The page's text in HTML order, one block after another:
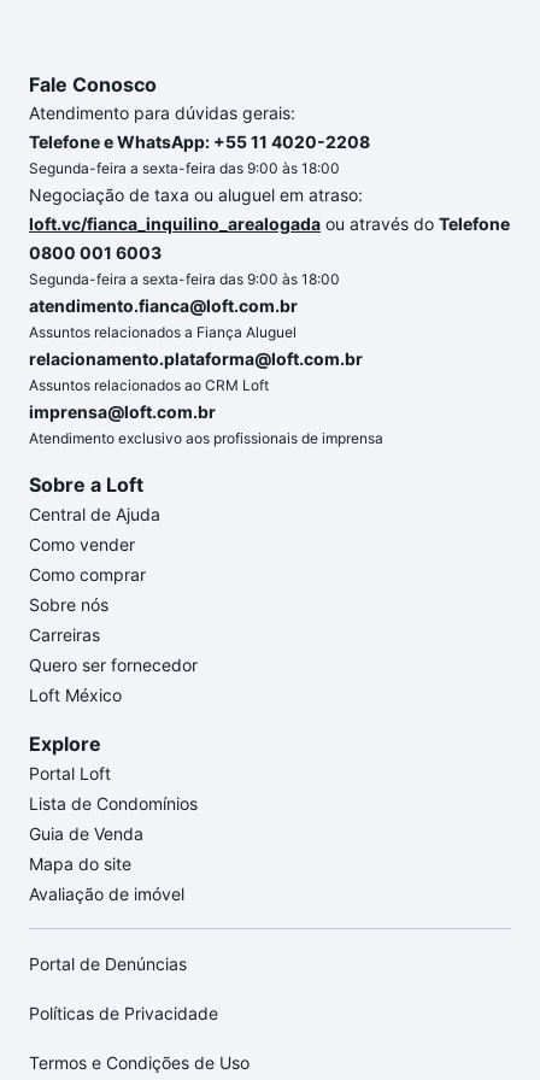
Fale Conosco
Atendimento para dúvidas gerais:
Telefone e WhatsApp: +55 11 4020-2208
Segunda-feira a sexta-feira das 9:00 às 18:00
Negociação de taxa ou aluguel em atraso:
loft.vc/fianca_inquilino_arealogada ou através do Telefone
0800 001 6003
Segunda-feira a sexta-feira das 9:00 às 18:00
atendimento.fianca@loft.com.br
Assuntos relacionados a Fiança Aluguel
relacionamento.plataforma@loft.com.br
Assuntos relacionados ao CRM Loft
imprensa@loft.com.br
Atendimento exclusivo aos profissionais de imprensa
Sobre a Loft
Central de Ajuda
Como vender
Como comprar
Sobre nós
Carreiras
Quero ser fornecedor
Loft México
Explore
Portal Loft
Lista de Condomínios
Guia de Venda
Mapa do site
Avaliação de imóvel
Portal de Denúncias
Políticas de Privacidade
Termos e Condições de Uso